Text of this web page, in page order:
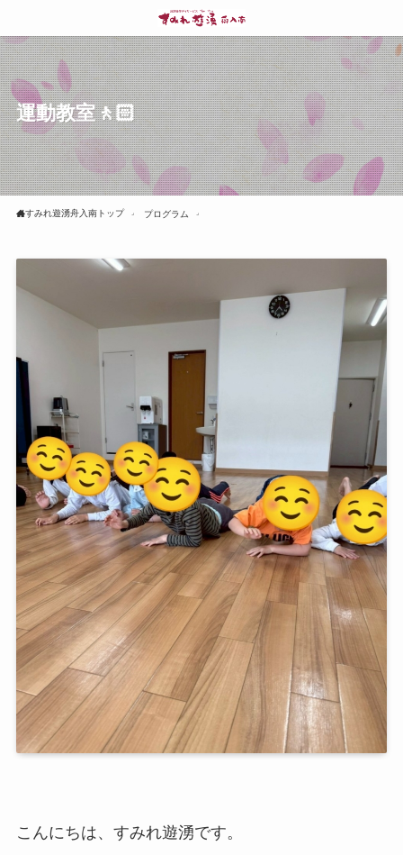
運動教室🚶🏻
すみれ遊湧舟入南トップ プログラム
こんにちは、すみれ遊湧です。